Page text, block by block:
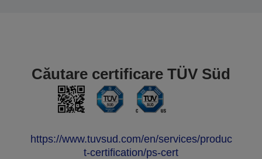
Căutare certificare TÜV Süd
https://www.tuvsud.com/en/services/produc
t-certification/ps-cert